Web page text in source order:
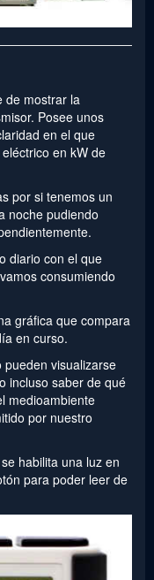
de mostrar la
Posee unos
en el que
en kW de
por si tenemos un
noche pudiendo
diario con el que
consumiendo
gráfica que compara
en curso.
visualizarse
incluso saber de qué
medioambiente
por nuestro
habilita una luz en
para poder leer de